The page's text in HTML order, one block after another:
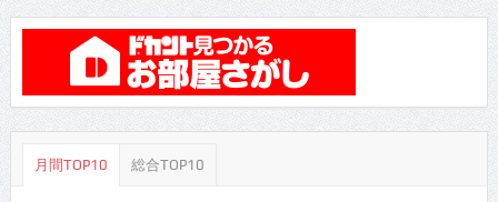
月間TOP10 総合TOP10